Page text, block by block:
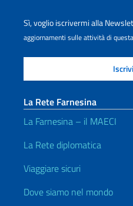
Sì, voglio iscrivermi alla
aggiornamenti sulle attività di
La Rete Farnesina
La Farnesina – il MAECI
La Rete diplomatica
Viaggiare sicuri
Dove siamo nel mondo